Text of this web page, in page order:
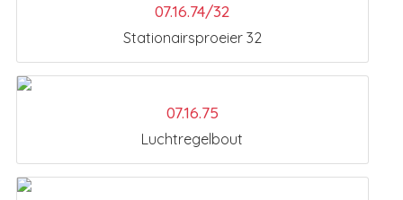
07.16.74/32
Stationairsproeier 32
07.16.75
Luchtregelbout